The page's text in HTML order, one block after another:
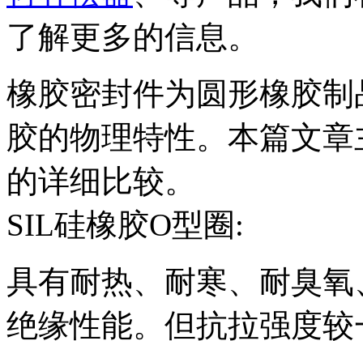
了解更多的信息。
橡胶密封件为圆形橡胶
胶的物理特性。本篇文
的详细比较。
SIL硅橡胶O型圈:
具有耐热、耐寒、耐臭
绝缘性能。但抗拉强度